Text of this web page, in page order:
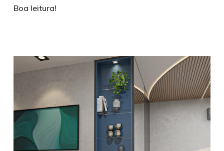
Boa leitura!